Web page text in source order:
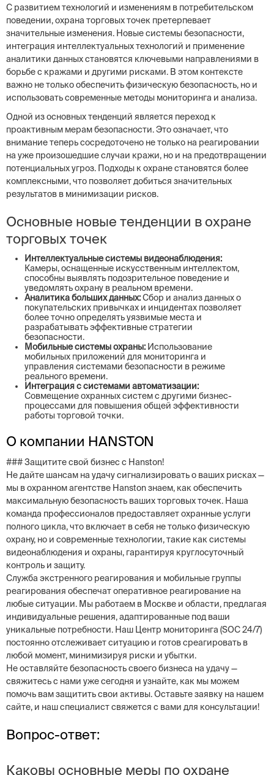
С развитием технологий и изменениям в потребительском
поведении, охрана торговых точек претерпевает
значительные изменения. Новые системы безопасности,
интеграция интеллектуальных технологий и применение
аналитики данных становятся ключевыми направлениями в
борьбе с кражами и другими рисками. В этом контексте
важно не только обеспечить физическую безопасность, но и
использовать современные методы мониторинга и анализа.
Одной из основных тенденций является переход к
проактивным мерам безопасности. Это означает, что
внимание теперь сосредоточено не только на реагировании
на уже произошедшие случаи кражи, но и на предотвращении
потенциальных угроз. Подходы к охране становятся более
комплексными, что позволяет добиться значительных
результатов в минимизации рисков.
Основные новые тенденции в охране
торговых точек
Интеллектуальные системы видеонаблюдения:
Камеры, оснащенные искусственным интеллектом,
способны выявлять подозрительное поведение и
уведомлять охрану в реальном времени.
Аналитика больших данных:Сбор и анализ данных о
покупательских привычках и инцидентах позволяет
более точно определять уязвимые места и
разрабатывать эффективные стратегии
безопасности.
Мобильные системы охраны: Использование
мобильных приложений для мониторинга и
управления системами безопасности в режиме
реального времени.
Интеграция с системами автоматизации:
Совмещение охранных систем с другими бизнес-
процессами для повышения общей эффективности
работы торговой точки.
О компании HANSTON
### Защитите свой бизнес с Hanston!
Не дайте шансам на удачу сигнализировать о ваших рисках —
мы в охранном агентстве Hanston знаем, как обеспечить
максимальную безопасность ваших торговых точек. Наша
команда профессионалов предоставляет охранные услуги
полного цикла, что включает в себя не только физическую
охрану, но и современные технологии, такие как системы
видеонаблюдения и охраны, гарантируя круглосуточный
контроль и защиту.
Служба экстренного реагирования и мобильные группы
реагирования обеспечат оперативное реагирование на
любые ситуации. Мы работаем в Москве и области, предлагая
индивидуальные решения, адаптированные под ваши
уникальные потребности. Наш Центр мониторинга (SOC 24/7)
постоянно отслеживает ситуацию и готов среагировать в
любой момент, минимизируя риски и убытки.
Не оставляйте безопасность своего бизнеса на удачу —
свяжитесь с нами уже сегодня и узнайте, как мы можем
помочь вам защитить свои активы. Оставьте заявку на нашем
сайте, и наш специалист свяжется с вами для консультации!
Вопрос-ответ:
Каковы основные меры по охране